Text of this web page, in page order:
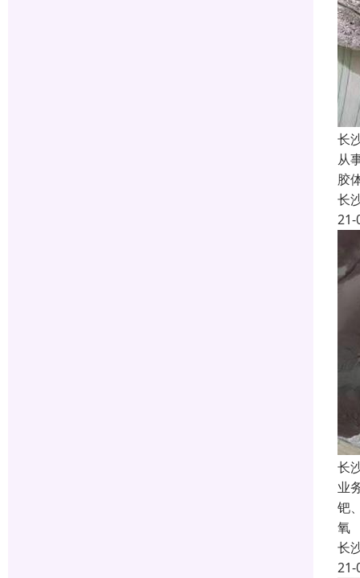
长
从
胶
长
21-
长
业
钯
氧
长
21-